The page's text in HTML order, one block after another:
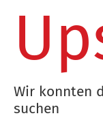
Wir konnten
suchen